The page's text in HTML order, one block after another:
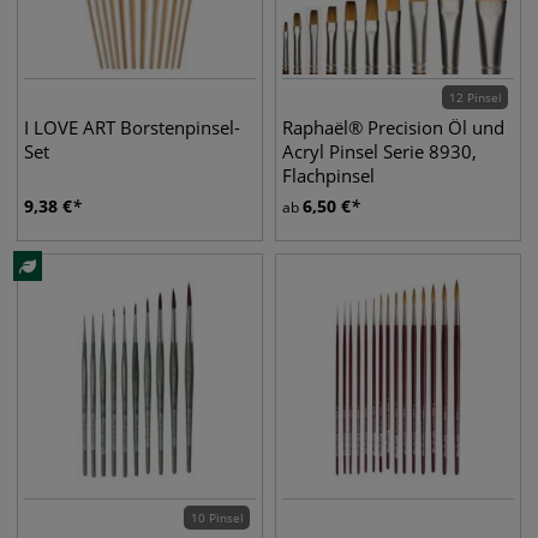
I LOVE ART Borstenpinsel-
Set
9,38 €
12 Pinsel
Raphaël® Precision Öl und
Acryl Pinsel Serie 8930,
Flachpinsel
ab6,50 €
10 Pinsel